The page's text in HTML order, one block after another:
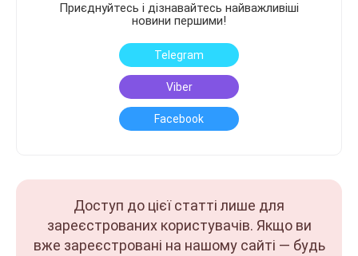
Приєднуйтесь і дізнавайтесь найважливіші
новини першими!
Telegram
Viber
Facebook
Доступ до цієї статті лише для
зареєстрованих користувачів. Якщо ви
вже зареєстровані на нашому сайті — будь